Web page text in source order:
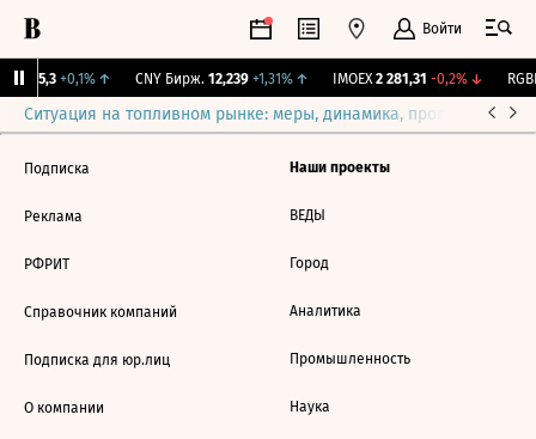
Войти
115,3 +0,1%↑ CNY Бирж. 12,239 +1,31%↑ IMOEX 2 281,31 -0,2%↓
Ситуация на топливном рынке: меры, динамика, прогнозы
Подписка
Реклама
РФРИТ
Справочник компаний
Подписка для юр.лиц
О компании
Наши проекты
ВЕДЫ
Город
Аналитика
Промышленность
Наука